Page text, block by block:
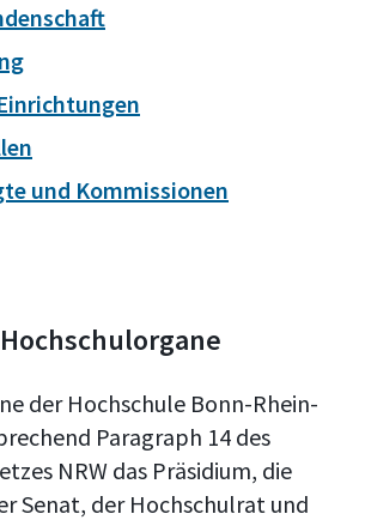
und Kommissionen
der Hochschule Bonn-Rhein-
Paragraph 14 des
NRW das Präsidium, die
Senat, der Hochschulrat und